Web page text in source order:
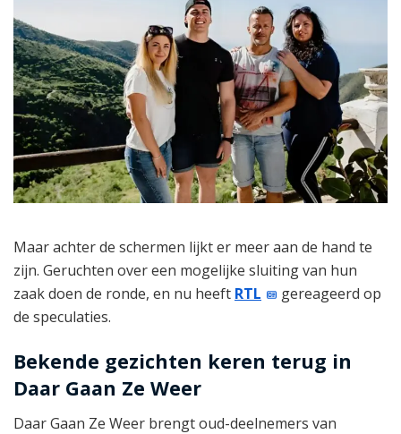
Maar achter de schermen lijkt er meer aan de hand te
zijn. Geruchten over een mogelijke sluiting van hun
zaak doen de ronde, en nu heeft RTL
gereageerd op
de speculaties.
Bekende gezichten keren terug in
Daar Gaan Ze Weer
Daar Gaan Ze Weer brengt oud-deelnemers van